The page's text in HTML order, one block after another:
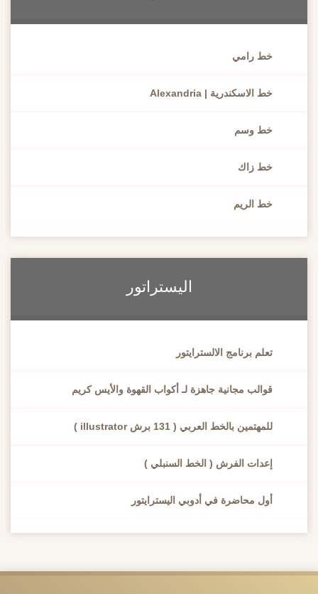
خط رامي
خط الاسكندرية | Alexandria
خط وسم
خط زاك
خط الريم
اليستراتور
تعلم برنامج الالسترايتور
قوالب مجانية جاهزة لـ أكواب القهوة والأيس كريم
للمهتمين بالخط العربي ( 131 برش illustrator )
إعدات الفرش ( الخط السنبلي )
أول محاضرة في أدوبي اليسترايتور